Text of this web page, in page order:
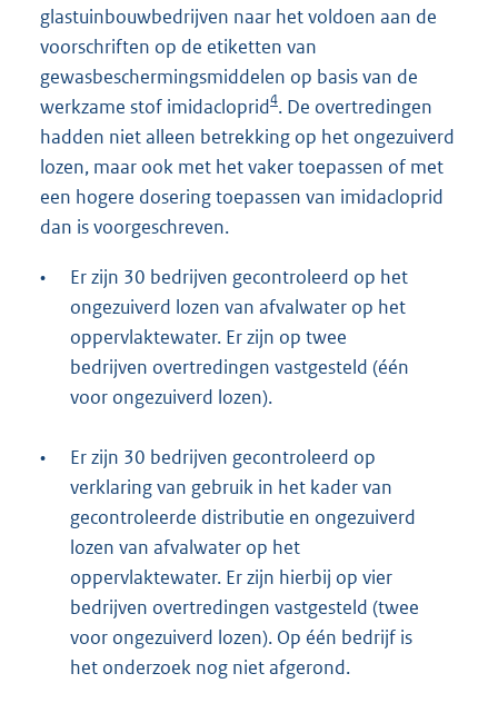
glastuinbouwbedrijven naar het voldoen aan de
voorschriften op de etiketten van
gewasbeschermingsmiddelen op basis van de
werkzame stof imidacloprid4. De overtredingen
hadden niet alleen betrekking op het ongezuiverd
lozen, maar ook met het vaker toepassen of met
een hogere dosering toepassen van imidacloprid
dan is voorgeschreven.
•
Er zijn 30 bedrijven gecontroleerd op het
ongezuiverd lozen van afvalwater op het
oppervlaktewater. Er zijn op twee
bedrijven overtredingen vastgesteld (één
voor ongezuiverd lozen).
•
Er zijn 30 bedrijven gecontroleerd op
verklaring van gebruik in het kader van
gecontroleerde distributie en ongezuiverd
lozen van afvalwater op het
oppervlaktewater. Er zijn hierbij op vier
bedrijven overtredingen vastgesteld (twee
voor ongezuiverd lozen). Op één bedrijf is
het onderzoek nog niet afgerond.